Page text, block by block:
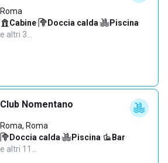
Roma
Cabine· Doccia calda· Piscina·
e altri 3…
Club Nomentano
Roma, Roma
Doccia calda· Piscina· Bar·
e altri 11…